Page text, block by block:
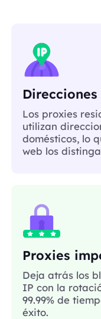
Los proxies
utilizan
domésticos, lo
web los
Proxies
Deja atrás los
IP con la
99.99% de
éxito.